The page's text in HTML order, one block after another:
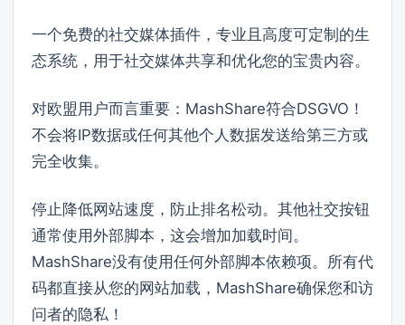
一个免费的社交媒体插件，专业且高度可定制的生
态系统，用于社交媒体共享和优化您的宝贵内容。
对欧盟用户而言重要：MashShare符合DSGVO！
不会将IP数据或任何其他个人数据发送给第三方或
完全收集。
停止降低网站速度，防止排名松动。其他社交按钮
通常使用外部脚本，这会增加加载时间。
MashShare没有使用任何外部脚本依赖项。所有代
码都直接从您的网站加载，MashShare确保您和访
问者的隐私！